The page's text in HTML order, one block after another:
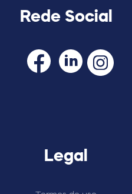
Rede Social
Legal